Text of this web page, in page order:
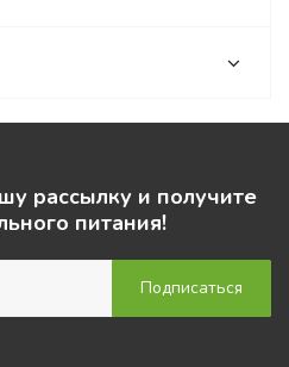
рассылку и получите
питания!